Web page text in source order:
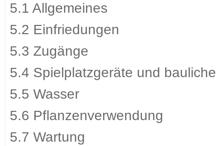
5.1 Allgemeines
5.2 Einfriedungen
5.3 Zugänge
5.4 Spielplatzgeräte und
5.5 Wasser
5.6 Pflanzenverwendung
5.7 Wartung